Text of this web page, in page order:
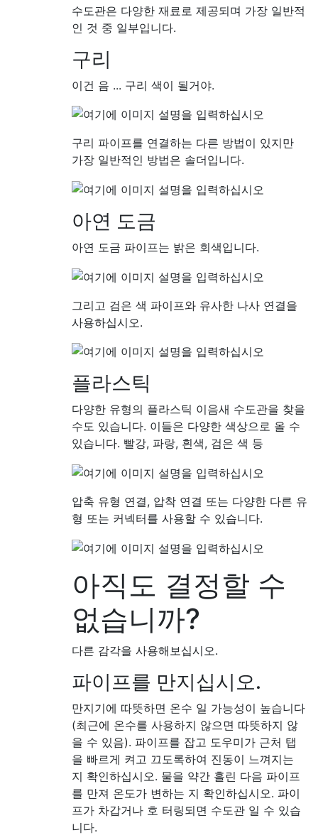
수도관은 다양한 재료로 제공되며 가장 일반적
인 것 중 일부입니다.
구리
이건 음 ... 구리 색이 될거야.
구리 파이프를 연결하는 다른 방법이 있지만
가장 일반적인 방법은 솔더입니다.
아연 도금
아연 도금 파이프는 밝은 회색입니다.
그리고 검은 색 파이프와 유사한 나사 연결을
사용하십시오.
플라스틱
다양한 유형의 플라스틱 이음새 수도관을 찾을
수도 있습니다. 이들은 다양한 색상으로 올 수
있습니다. 빨강, 파랑, 흰색, 검은 색 등
압축 유형 연결, 압착 연결 또는 다양한 다른 유
형 또는 커넥터를 사용할 수 있습니다.
아직도 결정할 수
없습니까?
다른 감각을 사용해보십시오.
파이프를 만지십시오.
만지기에 따뜻하면 온수 일 가능성이 높습니다
(최근에 온수를 사용하지 않으면 따뜻하지 않
을 수 있음). 파이프를 잡고 도우미가 근처 탭
을 빠르게 켜고 끄도록하여 진동이 느껴지는
지 확인하십시오. 물을 약간 흘린 다음 파이프
를 만져 온도가 변하는 지 확인하십시오. 파이
프가 차갑거나 호 터링되면 수도관 일 수 있습
니다.